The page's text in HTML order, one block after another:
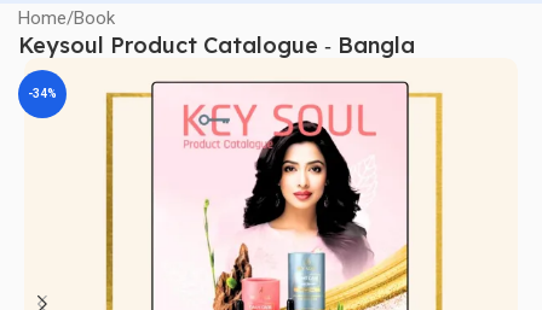
Home/Book
Keysoul Product Catalogue ‐ Bangla
-34%